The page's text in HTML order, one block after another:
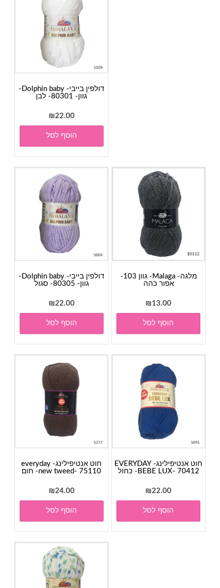
דולפין בייבי- Dolphin baby-
גוון- 80301- לבן
₪22.00
הוסף לסל
דולפין בייבי- Dolphin baby-
גוון- 80305- סגול
₪22.00
הוסף לסל
מלגה- Malaga- גוון 103-
אפור כהה
₪13.00
הוסף לסל
חוט אנטיפילינג- everyday
new tweed- 75110- חום
₪24.00
הוסף לסל
חוט אנטיפילינג- EVERYDAY
BEBE LUX- 70412- כחול
₪22.00
הוסף לסל